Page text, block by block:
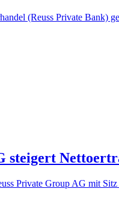
(Reuss Private Bank)
steigert
Private Group AG mit